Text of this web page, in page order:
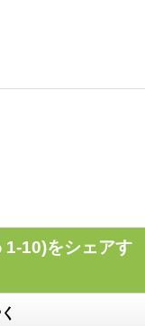
1-10)をシェアす